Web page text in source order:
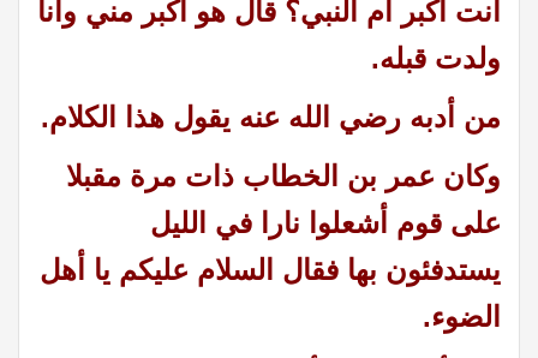
أنت أكبر أم النبي؟ قال هو أكبر مني وأنا
ولدت قبله.
من أدبه رضي الله عنه يقول هذا الكلام.
وكان عمر بن الخطاب ذات مرة مقبلا
على قوم أشعلوا نارا في الليل
يستدفئون بها فقال السلام عليكم يا أهل
الضوء.